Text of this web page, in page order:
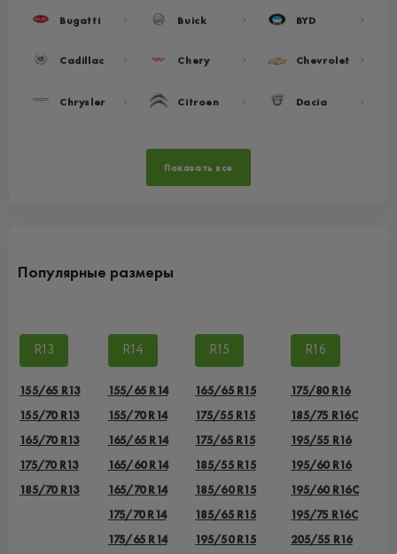
Bugatti Buick BYD
Cadillac Chery Chevrolet
Chrysler Citroen Dacia
Показать все
Популярные размеры
R13
155/65 R13
155/70 R13
165/70 R13
175/70 R13
185/70 R13
R14
155/65 R14
155/70 R14
165/65 R14
165/60 R14
165/70 R14
175/70 R14
175/65 R14
R15
165/65 R15
175/55 R15
175/65 R15
185/55 R15
185/60 R15
185/65 R15
195/50 R15
R16
175/80 R16
185/75 R16C
195/55 R16
195/60 R16
195/60 R16C
195/75 R16C
205/55 R16